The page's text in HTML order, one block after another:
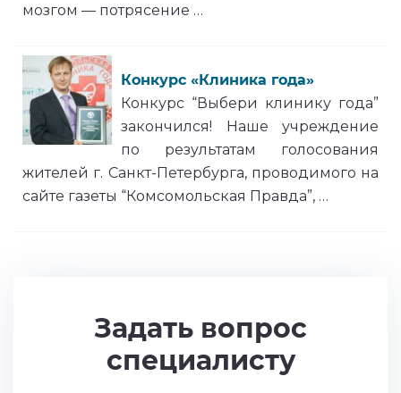
мозгом — потрясение …
Конкурс «Клиника года»
Конкурс “Выбери клинику года”
закончился! Наше учреждение
по результатам голосования
жителей г. Санкт-Петербурга, проводимого на
сайте газеты “Комсомольская Правда”, …
Задать вопрос
специалисту